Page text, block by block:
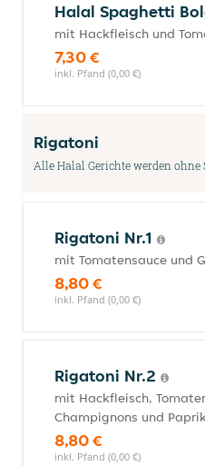
Halal Spaghetti
mit Hackfleisch und
7,30 €
inkl. Pfand (0,00 €)
Rigatoni
Alle Halal Gerichte werden ohne
Rigatoni Nr.1
mit Tomatensauce und
8,80 €
inkl. Pfand (0,00 €)
Rigatoni Nr.2
mit Hackfleisch,
Champignons und
8,80 €
inkl. Pfand (0,00 €)